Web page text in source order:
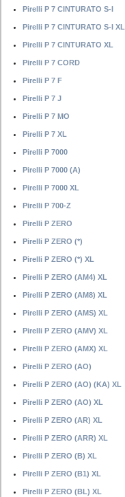
Pirelli P 7 CINTURATO S-I
Pirelli P 7 CINTURATO S-I XL
Pirelli P 7 CINTURATO XL
Pirelli P 7 CORD
Pirelli P 7 F
Pirelli P 7 J
Pirelli P 7 MO
Pirelli P 7 XL
Pirelli P 7000
Pirelli P 7000 (A)
Pirelli P 7000 XL
Pirelli P 700-Z
Pirelli P ZERO
Pirelli P ZERO (*)
Pirelli P ZERO (*) XL
Pirelli P ZERO (AM4) XL
Pirelli P ZERO (AM8) XL
Pirelli P ZERO (AMS) XL
Pirelli P ZERO (AMV) XL
Pirelli P ZERO (AMX) XL
Pirelli P ZERO (AO)
Pirelli P ZERO (AO) (KA) XL
Pirelli P ZERO (AO) XL
Pirelli P ZERO (AR) XL
Pirelli P ZERO (ARR) XL
Pirelli P ZERO (B) XL
Pirelli P ZERO (B1) XL
Pirelli P ZERO (BL) XL